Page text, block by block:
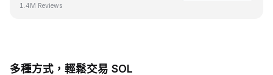
1.4M Reviews
多種方式，輕鬆交易 SOL